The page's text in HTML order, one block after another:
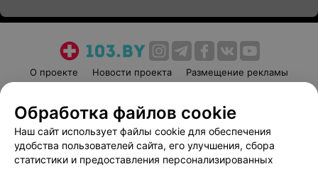
О проекте Новости проекта
Размещение рекламы
Пользовательское соглашение
Способы оплаты
Вакансии
Партнеры
Написать руководителю 103.by
Обработка файлов cookie
Наш сайт использует файлы cookie для обеспечения
удобства пользователей сайта, его улучшения, сбора
статистики и предоставления персонализированных